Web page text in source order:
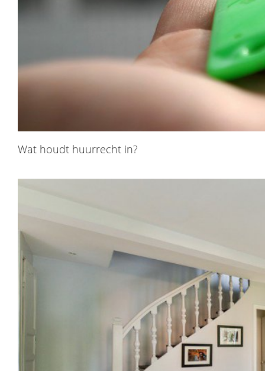
Wat houdt huurrecht in?